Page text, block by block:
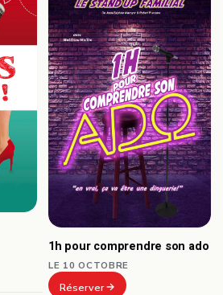
1h pour comprendre son ado
LE 10 OCTOBRE
Réserver